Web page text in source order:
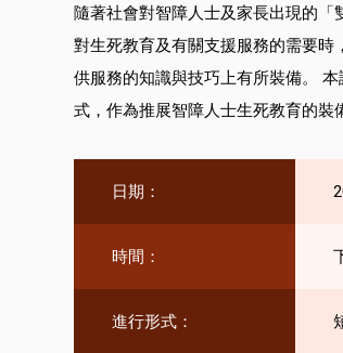
隨著社會對智障人士及家長出現的
對生死教育及有關支援服務的需要
供服務的知識與技巧上有所裝備。
式，作為推展智障人士生死教育的裝
日期：
時間：
進行形式：